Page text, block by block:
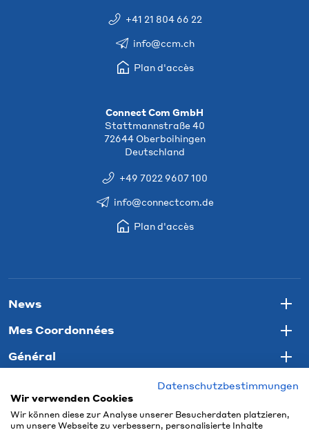
+41 21 804 66 22
info@ccm.ch
Plan d'accès
Connect Com GmbH
Stattmannstraße 40
72644 Oberboihingen
Deutschland
+49 7022 9607 100
info@connectcom.de
Plan d'accès
News
Mes Coordonnées
Général
Datenschutzbestimmungen
Wir verwenden Cookies
Wir können diese zur Analyse unserer Besucherdaten platzieren,
um unsere Webseite zu verbessern, personalisierte Inhalte